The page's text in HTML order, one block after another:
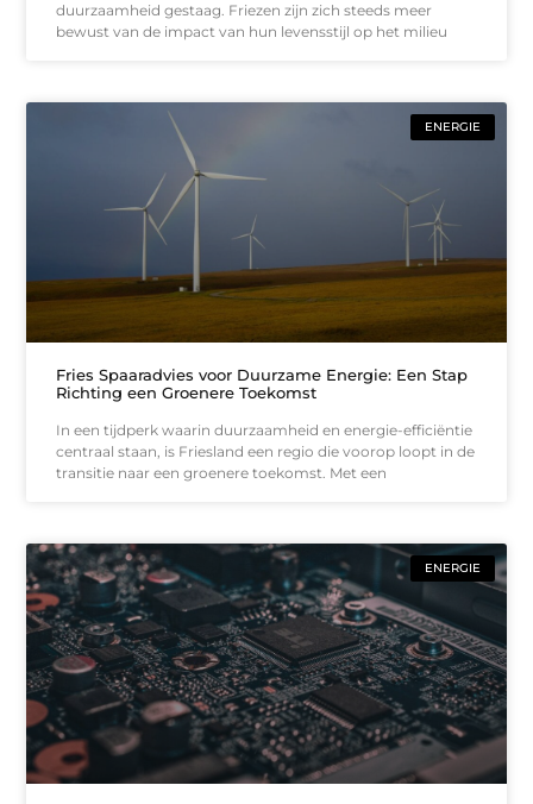
duurzaamheid gestaag. Friezen zijn zich steeds meer
bewust van de impact van hun levensstijl op het milieu
ENERGIE
Fries Spaaradvies voor Duurzame Energie: Een Stap
Richting een Groenere Toekomst
In een tijdperk waarin duurzaamheid en energie-efficiëntie
centraal staan, is Friesland een regio die voorop loopt in de
transitie naar een groenere toekomst. Met een
ENERGIE